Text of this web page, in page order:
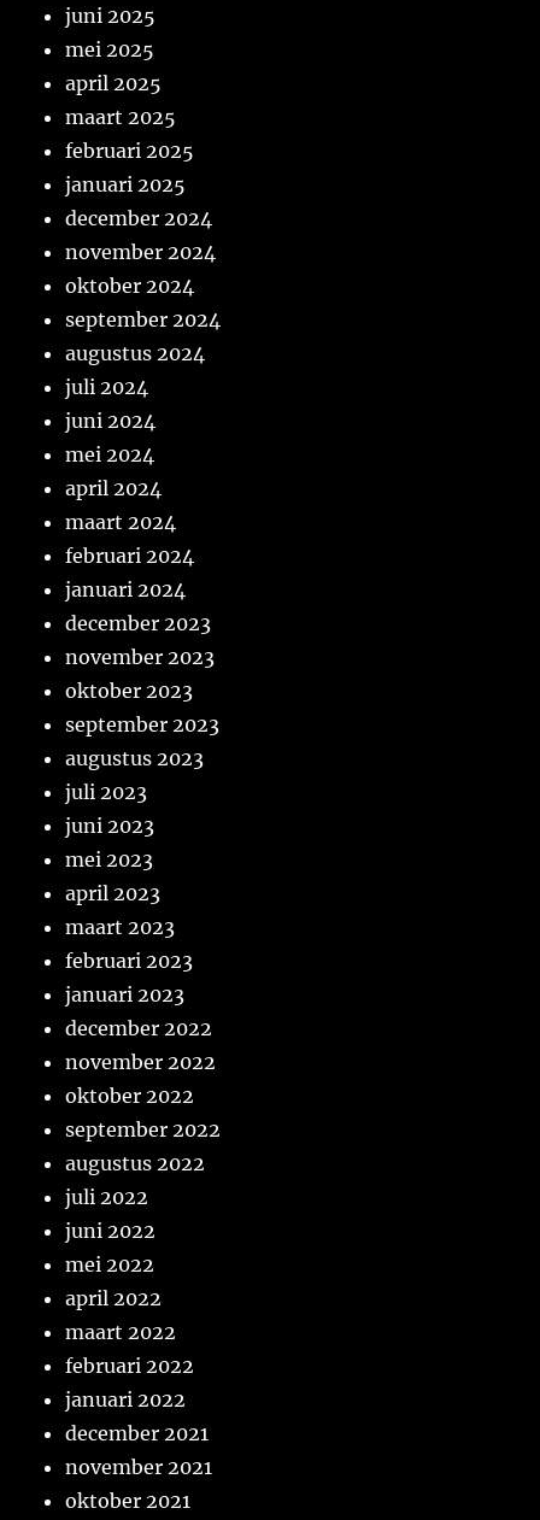
juni 2025
mei 2025
april 2025
maart 2025
februari 2025
januari 2025
december 2024
november 2024
oktober 2024
september 2024
augustus 2024
juli 2024
juni 2024
mei 2024
april 2024
maart 2024
februari 2024
januari 2024
december 2023
november 2023
oktober 2023
september 2023
augustus 2023
juli 2023
juni 2023
mei 2023
april 2023
maart 2023
februari 2023
januari 2023
december 2022
november 2022
oktober 2022
september 2022
augustus 2022
juli 2022
juni 2022
mei 2022
april 2022
maart 2022
februari 2022
januari 2022
december 2021
november 2021
oktober 2021